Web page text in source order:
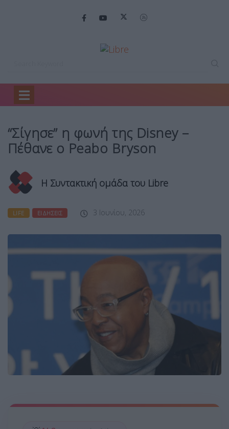
Home
“Σίγησε” η φωνή της Disney –
Πέθανε ο Peabo Bryson
Η Συντακτική ομάδα του Libre
LIFE ΕΙΔΉΣΕΙΣ 3 Ιουνίου, 2026